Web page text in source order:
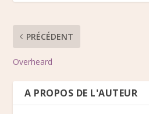
PRÉCÉDENT
Overheard
A PROPOS DE L'AUTEUR